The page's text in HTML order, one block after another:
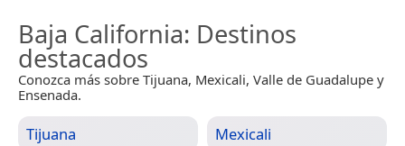
Baja California: Destinos
destacados
Conozca más sobre Tijuana, Mexicali, Valle de Guadalupe y
Ensenada.
Tijuana Mexicali